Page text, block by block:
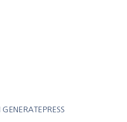
GENERATEPRESS